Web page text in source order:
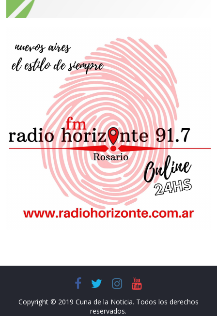
Copyright © 2019 Cuna de la Noticia. Todos los derechos
reservados.